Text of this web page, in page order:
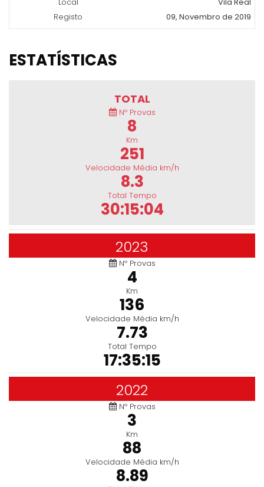
Registo
09, Novembro de 2019
ESTATÍSTICAS
TOTAL
Nº Provas
8
Km
251
Velocidade Média km/h
8.3
Total Tempo
30:15:04
2023
Nº Provas
4
Km
136
Velocidade Média km/h
7.73
Total Tempo
17:35:15
2022
Nº Provas
3
Km
88
Velocidade Média km/h
8.89